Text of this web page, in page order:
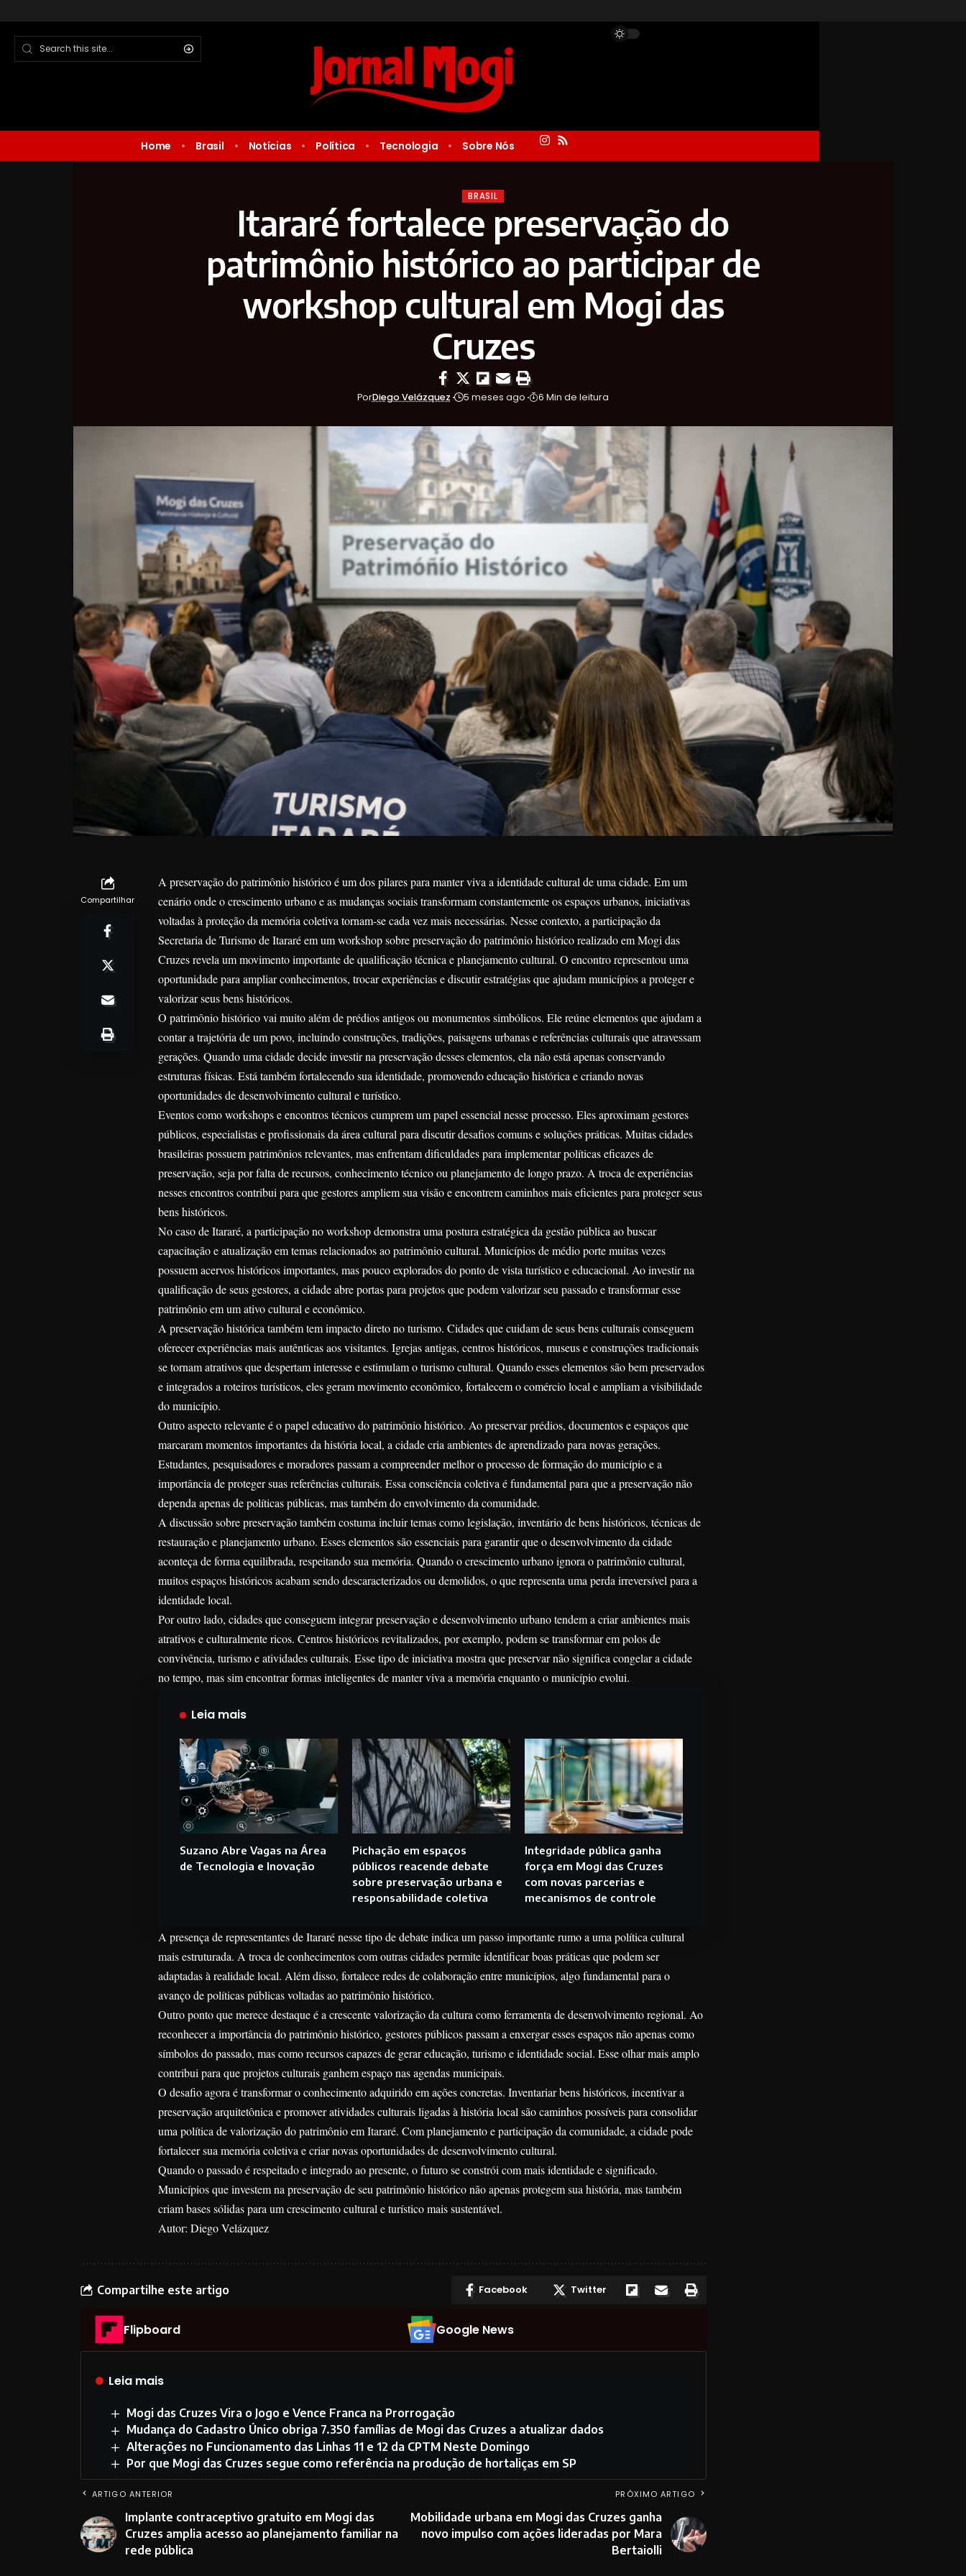
Home Brasil Notícias Política Tecnologia Sobre Nós
BRASIL
Itararé fortalece preservação do
patrimônio histórico ao participar de
workshop cultural em Mogi das
Cruzes
PorDiego Velázquez 5 meses ago 6 Min de leitura
Compartilhar
A preservação do patrimônio histórico é um dos pilares para manter viva a identidade cultural de uma cidade. Em um
cenário onde o crescimento urbano e as mudanças sociais transformam constantemente os espaços urbanos, iniciativas
voltadas à proteção da memória coletiva tornam-se cada vez mais necessárias. Nesse contexto, a participação da
Secretaria de Turismo de Itararé em um workshop sobre preservação do patrimônio histórico realizado em Mogi das
Cruzes revela um movimento importante de qualificação técnica e planejamento cultural. O encontro representou uma
oportunidade para ampliar conhecimentos, trocar experiências e discutir estratégias que ajudam municípios a proteger e
valorizar seus bens históricos.
O patrimônio histórico vai muito além de prédios antigos ou monumentos simbólicos. Ele reúne elementos que ajudam a
contar a trajetória de um povo, incluindo construções, tradições, paisagens urbanas e referências culturais que atravessam
gerações. Quando uma cidade decide investir na preservação desses elementos, ela não está apenas conservando
estruturas físicas. Está também fortalecendo sua identidade, promovendo educação histórica e criando novas
oportunidades de desenvolvimento cultural e turístico.
Eventos como workshops e encontros técnicos cumprem um papel essencial nesse processo. Eles aproximam gestores
públicos, especialistas e profissionais da área cultural para discutir desafios comuns e soluções práticas. Muitas cidades
brasileiras possuem patrimônios relevantes, mas enfrentam dificuldades para implementar políticas eficazes de
preservação, seja por falta de recursos, conhecimento técnico ou planejamento de longo prazo. A troca de experiências
nesses encontros contribui para que gestores ampliem sua visão e encontrem caminhos mais eficientes para proteger seus
bens históricos.
No caso de Itararé, a participação no workshop demonstra uma postura estratégica da gestão pública ao buscar
capacitação e atualização em temas relacionados ao patrimônio cultural. Municípios de médio porte muitas vezes
possuem acervos históricos importantes, mas pouco explorados do ponto de vista turístico e educacional. Ao investir na
qualificação de seus gestores, a cidade abre portas para projetos que podem valorizar seu passado e transformar esse
patrimônio em um ativo cultural e econômico.
A preservação histórica também tem impacto direto no turismo. Cidades que cuidam de seus bens culturais conseguem
oferecer experiências mais autênticas aos visitantes. Igrejas antigas, centros históricos, museus e construções tradicionais
se tornam atrativos que despertam interesse e estimulam o turismo cultural. Quando esses elementos são bem preservados
e integrados a roteiros turísticos, eles geram movimento econômico, fortalecem o comércio local e ampliam a visibilidade
do município.
Outro aspecto relevante é o papel educativo do patrimônio histórico. Ao preservar prédios, documentos e espaços que
marcaram momentos importantes da história local, a cidade cria ambientes de aprendizado para novas gerações.
Estudantes, pesquisadores e moradores passam a compreender melhor o processo de formação do município e a
importância de proteger suas referências culturais. Essa consciência coletiva é fundamental para que a preservação não
dependa apenas de políticas públicas, mas também do envolvimento da comunidade.
A discussão sobre preservação também costuma incluir temas como legislação, inventário de bens históricos, técnicas de
restauração e planejamento urbano. Esses elementos são essenciais para garantir que o desenvolvimento da cidade
aconteça de forma equilibrada, respeitando sua memória. Quando o crescimento urbano ignora o patrimônio cultural,
muitos espaços históricos acabam sendo descaracterizados ou demolidos, o que representa uma perda irreversível para a
identidade local.
Por outro lado, cidades que conseguem integrar preservação e desenvolvimento urbano tendem a criar ambientes mais
atrativos e culturalmente ricos. Centros históricos revitalizados, por exemplo, podem se transformar em polos de
convivência, turismo e atividades culturais. Esse tipo de iniciativa mostra que preservar não significa congelar a cidade
no tempo, mas sim encontrar formas inteligentes de manter viva a memória enquanto o município evolui.
Leia mais
Suzano Abre Vagas na Área
de Tecnologia e Inovação
Pichação em espaços
públicos reacende debate
sobre preservação urbana e
responsabilidade coletiva
Integridade pública ganha
força em Mogi das Cruzes
com novas parcerias e
mecanismos de controle
A presença de representantes de Itararé nesse tipo de debate indica um passo importante rumo a uma política cultural
mais estruturada. A troca de conhecimentos com outras cidades permite identificar boas práticas que podem ser
adaptadas à realidade local. Além disso, fortalece redes de colaboração entre municípios, algo fundamental para o
avanço de políticas públicas voltadas ao patrimônio histórico.
Outro ponto que merece destaque é a crescente valorização da cultura como ferramenta de desenvolvimento regional. Ao
reconhecer a importância do patrimônio histórico, gestores públicos passam a enxergar esses espaços não apenas como
símbolos do passado, mas como recursos capazes de gerar educação, turismo e identidade social. Esse olhar mais amplo
contribui para que projetos culturais ganhem espaço nas agendas municipais.
O desafio agora é transformar o conhecimento adquirido em ações concretas. Inventariar bens históricos, incentivar a
preservação arquitetônica e promover atividades culturais ligadas à história local são caminhos possíveis para consolidar
uma política de valorização do patrimônio em Itararé. Com planejamento e participação da comunidade, a cidade pode
fortalecer sua memória coletiva e criar novas oportunidades de desenvolvimento cultural.
Quando o passado é respeitado e integrado ao presente, o futuro se constrói com mais identidade e significado.
Municípios que investem na preservação de seu patrimônio histórico não apenas protegem sua história, mas também
criam bases sólidas para um crescimento cultural e turístico mais sustentável.
Autor: Diego Velázquez
Compartilhe este artigo Facebook Twitter
Flipboard Google News
Leia mais
Mogi das Cruzes Vira o Jogo e Vence Franca na Prorrogação
Mudança do Cadastro Único obriga 7.350 famílias de Mogi das Cruzes a atualizar dados
Alterações no Funcionamento das Linhas 11 e 12 da CPTM Neste Domingo
Por que Mogi das Cruzes segue como referência na produção de hortaliças em SP
ARTIGO ANTERIOR
Implante contraceptivo gratuito em Mogi das
Cruzes amplia acesso ao planejamento familiar na
rede pública
PRÓXIMO ARTIGO
Mobilidade urbana em Mogi das Cruzes ganha
novo impulso com ações lideradas por Mara
Bertaiolli